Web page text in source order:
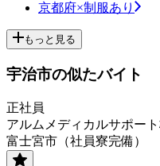
京都府×制服あり
もっと見る
宇治市の似たバイト
正社員
アルムメディカルサポー
富士宮市（社員寮完備）